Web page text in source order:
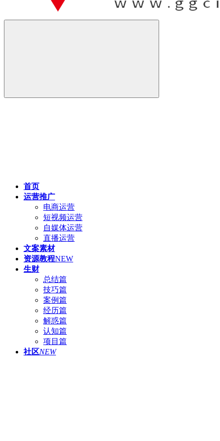
首页
运营推广
电商运营
短视频运营
自媒体运营
直播运营
文案素材
资源教程NEW
生财
总结篇
技巧篇
案例篇
经历篇
解惑篇
认知篇
项目篇
社区NEW